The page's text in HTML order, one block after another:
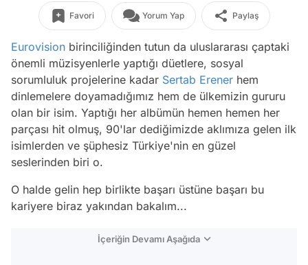
Favori Yorum Yap Paylaş
Eurovision birinciliğinden tutun da uluslararası çaptaki
önemli müzisyenlerle yaptığı düetlere, sosyal
sorumluluk projelerine kadar Sertab Erener hem
dinlemelere doyamadığımız hem de ülkemizin gururu
olan bir isim. Yaptığı her albümün hemen hemen her
parçası hit olmuş, 90'lar dediğimizde aklımıza gelen ilk
isimlerden ve şüphesiz Türkiye'nin en güzel
seslerinden biri o.
O halde gelin hep birlikte başarı üstüne başarı bu
kariyere biraz yakından bakalım...
İçeriğin Devamı Aşağıda